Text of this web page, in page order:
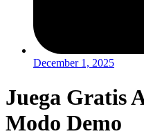
December 1, 2025
Juega Gratis
Modo Demo